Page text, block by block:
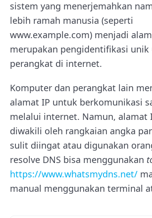
sistem yang menerjemahkan
lebih ramah manusia (seperti
www.example.com) menjadi
merupakan pengidentifikasi
perangkat di internet.
Komputer dan perangkat lain
alamat IP untuk berkomunikasi
melalui internet. Namun, alamat
diwakili oleh rangkaian angka
sulit diingat atau digunakan
resolve DNS bisa menggunakan
https://www.whatsmydns.net/
manual menggunakan terminal